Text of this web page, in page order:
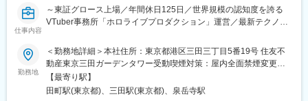
■配属組織：デザイン部22名
Art Direction/Motion/Designの3つのチームで構成されています。
ー、空間デザイナー、イラストレーター、3DCGデザイナー、モ
ーションデザイナー等が在籍しています。
■評価制度
仕事内容
～東証グロース上場／年間休日125日／世界規模の認知度を誇る
VTuber事務所「ホロライブプロダクション」運営／最新テクノロ
モート勤務可～
■概要
世界規模の認知度を誇るVTuber事務所「ホロライブプロダクショ
ン」。リアルイベントのアートディレクターとして、ホロライブ
勤務地
＜勤務地詳細＞本社住所：東京都港区三田三丁目5番19号 住友不
動産東京三田ガーデンタワー受動喫煙対策：屋内全面禁煙変更の
範囲：会社の定める事業所（リモートワーク含む）
【最寄り駅】
田町駅(東京都)、三田駅(東京都)、泉岳寺駅